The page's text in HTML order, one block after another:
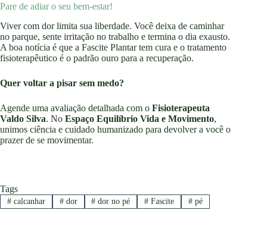
Pare de adiar o seu bem-estar!
Viver com dor limita sua liberdade. Você deixa de caminhar
no parque, sente irritação no trabalho e termina o dia exausto.
A boa notícia é que a Fascite Plantar tem cura e o tratamento
fisioterapêutico é o padrão ouro para a recuperação.
Quer voltar a pisar sem medo?
Agende uma avaliação detalhada com o Fisioterapeuta
Valdo Silva. No Espaço Equilíbrio Vida e Movimento,
unimos ciência e cuidado humanizado para devolver a você o
prazer de se movimentar.
Tags
#calcanhar #dor # dor no pé # Fascite # pé